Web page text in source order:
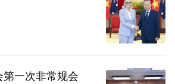
一次非常规会